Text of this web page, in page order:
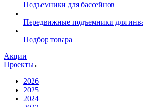
Подъемники для бассейнов
Передвижные подъемники для
Подбор товара
Акции
Проекты
2026
2025
2024